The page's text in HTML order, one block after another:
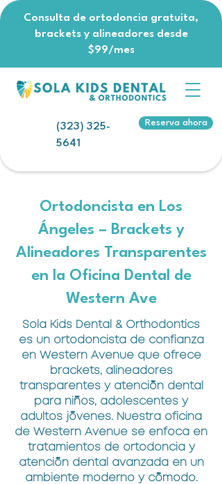
Consulta de ortodoncia gratuita,
brackets y alineadores desde
$99/mes
(323) 325-
5641
Reserva ahora
Ortodoncista en Los
Ángeles – Brackets y
Alineadores Transparentes
en la Oficina Dental de
Western Ave
Sola Kids Dental & Orthodontics
es un ortodoncista de confianza
en Western Avenue que ofrece
brackets, alineadores
transparentes y atención dental
para niños, adolescentes y
adultos jóvenes. Nuestra oficina
de Western Avenue se enfoca en
tratamientos de ortodoncia y
atención dental avanzada en un
ambiente moderno y cómodo.